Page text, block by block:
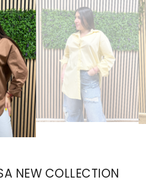
NEW COLLECTION